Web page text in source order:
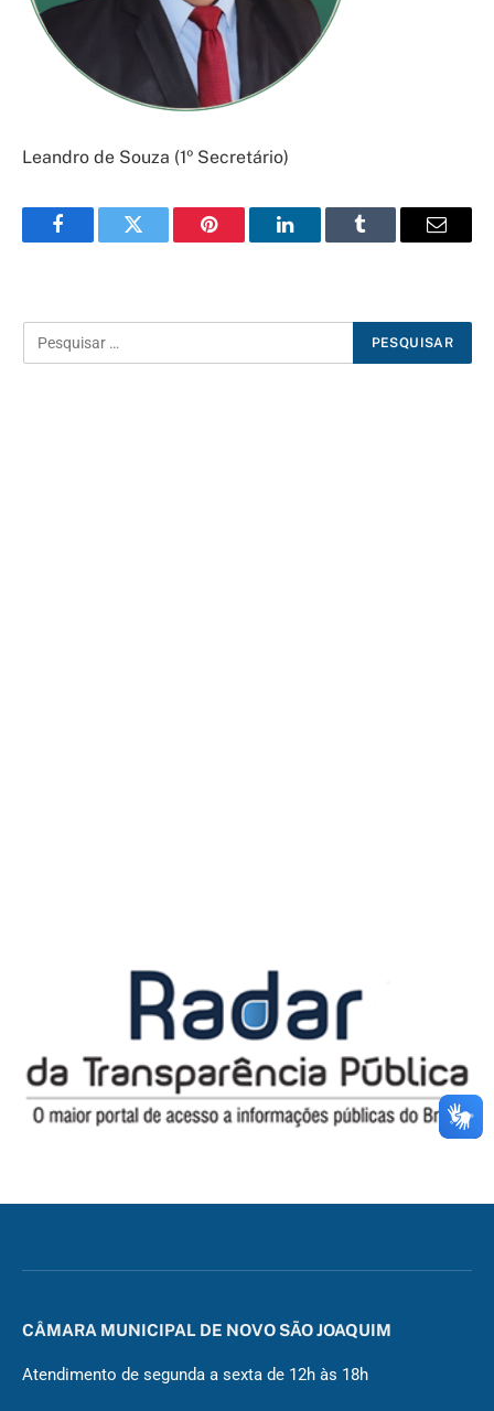
Leandro de Souza (1º Secretário)
FacebookTwitter Pinterest LinkedInTumblr
E-
CÂMARA MUNICIPAL DE NOVO SÃO JOAQUIM
Atendimento de segunda a sexta de 12h às 18h